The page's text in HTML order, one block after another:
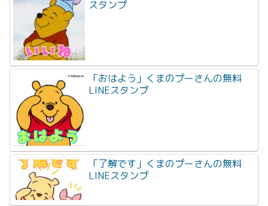
スタンプ
「おはよう」くまのプーさんの無料
LINEスタンプ
「了解です」くまのプーさんの無料
LINEスタンプ